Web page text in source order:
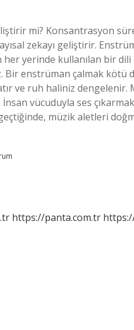
mi? Konsantrasyon
zekayı geliştirir.
her yerinde kullanılan bir
enstrüman çalmak kötü
ve ruh haliniz
İnsan vücuduyla ses
müzik aletleri
https://panta.com.tr